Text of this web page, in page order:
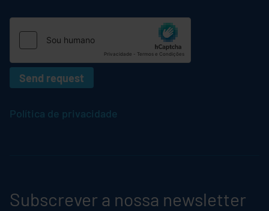
Send request
Política de privacidade
Subscrever a nossa newsletter